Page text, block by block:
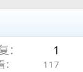
1
117